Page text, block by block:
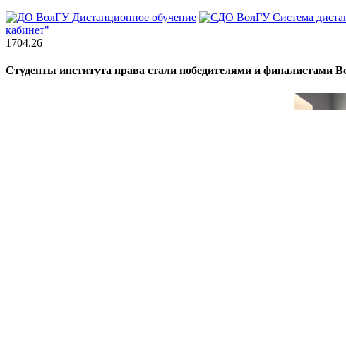
Дистанционное обучение
Система
кабинет"
1704.26
Студенты института права стали победителями и финалистами